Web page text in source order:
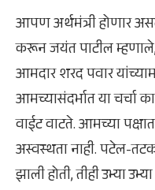
आपण अर्थमंत्री होणार
करून जयंत पाटील
आमदार शरद पवार
आमच्यासंदर्भात या चर्चा
वाईट वाटते. आमच्या
अस्वस्थता नाही. पटेल-
झाली होती, तीही उभ्या